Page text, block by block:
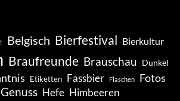
Belgisch Bierfestival Bierkultur
Braufreunde Brauschau Dunkel
Etiketten Fassbier Flaschen Fotos
Genuss Hefe Himbeeren